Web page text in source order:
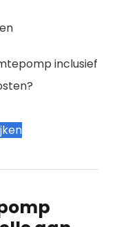
inclusief